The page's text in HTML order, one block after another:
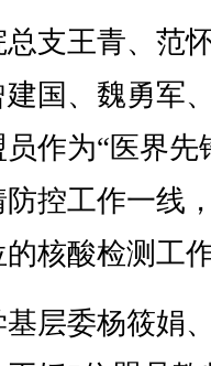
支王青、范
国、魏勇军
作为“医界先
控工作一线
核酸检测工
层委杨筱娟